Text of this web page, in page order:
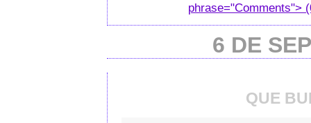
phrase="Comments">
6 DE
QUE